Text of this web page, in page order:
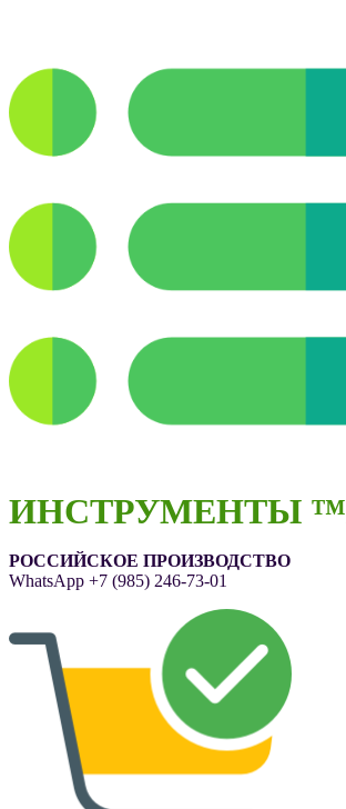
ИНСТРУМЕНТЫ
РОССИЙСКОЕ ПРОИЗВОДСТВО
WhatsApp +7 (985) 246-73-01